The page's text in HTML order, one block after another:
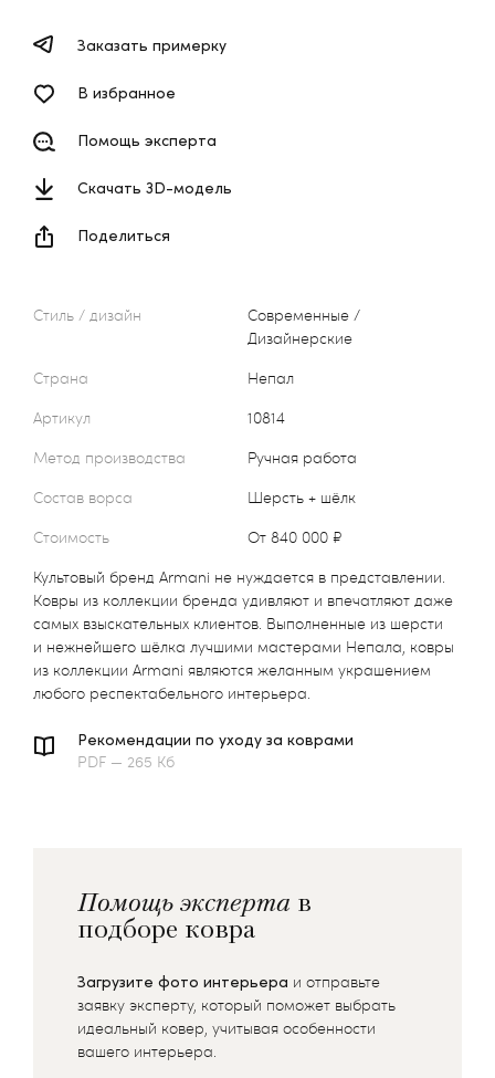
Стиль / дизайн
Современные /
Дизайнерские
Страна
Непал
Артикул
10814
Метод производства
Ручная работа
Состав ворса
Шерсть + шёлк
Стоимость
от 840 000 ₽
Культовый бренд Armani не нуждается в представлении.
Ковры из коллекции бренда удивляют и впечатляют даже
самых взыскательных клиентов. Выполненные из шерсти
и нежнейшего шёлка лучшими мастерами Непала, ковры
из коллекции Armani являются желанным украшением
любого респектабельного интерьера.
Рекомендации по уходу за коврами
PDF — 265 Кб
Заказать примерку
В избранное
Помощь эксперта
Скачать 3D-модель
Поделиться
Помощь эксперта в
подборе ковра
Загрузите фото интерьера и отправьте
заявку эксперту, который поможет выбрать
идеальный ковер, учитывая особенности
вашего интерьера.